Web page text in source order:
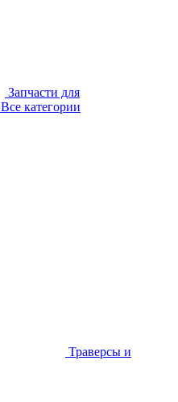
Запчасти для
Все категории
Траверсы и